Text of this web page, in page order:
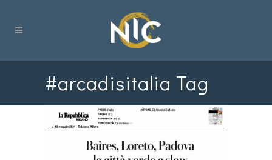
#arcadisitalia Tag